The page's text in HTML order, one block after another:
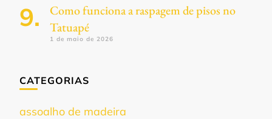
Como funciona a raspagem de pisos no
Tatuapé
1 de maio de 2026
CATEGORIAS
assoalho de madeira